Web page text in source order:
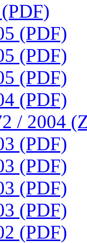
(PDF)
(PDF)
(PDF)
(PDF)
/ 2004
(PDF)
(PDF)
(PDF)
(PDF)
(PDF)